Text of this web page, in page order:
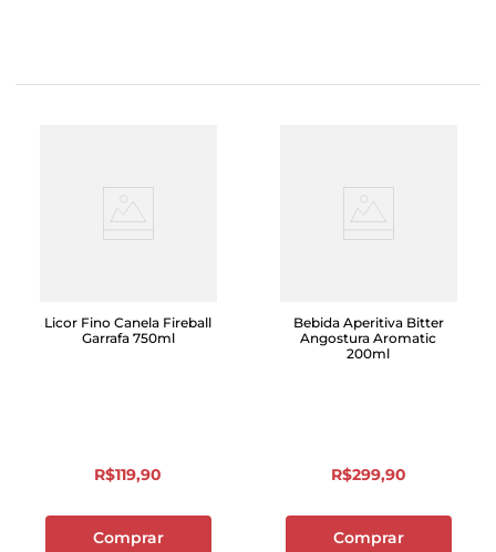
Licor Fino Canela Fireball
Garrafa 750ml
R$119,90
Comprar
Bebida Aperitiva Bitter
Angostura Aromatic
200ml
R$299,90
Comprar